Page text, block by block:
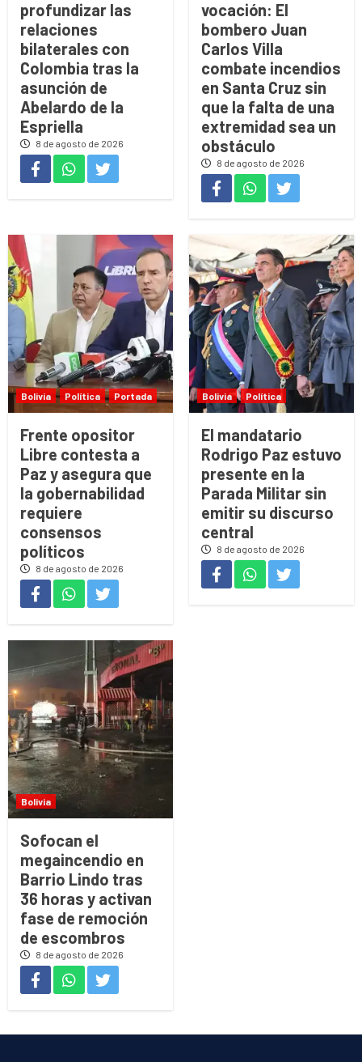
profundizar las
relaciones
bilaterales con
Colombia tras la
asunción de
Abelardo de la
Espriella
8 de agosto de 2026
vocación: El
bombero Juan
Carlos Villa
combate incendios
en Santa Cruz sin
que la falta de una
extremidad sea un
obstáculo
8 de agosto de 2026
Bolivia Política Portada
Frente opositor
Libre contesta a
Paz y asegura que
la gobernabilidad
requiere
consensos
políticos
8 de agosto de 2026
Bolivia Política
El mandatario
Rodrigo Paz estuvo
presente en la
Parada Militar sin
emitir su discurso
central
8 de agosto de 2026
Bolivia
Sofocan el
megaincendio en
Barrio Lindo tras
36 horas y activan
fase de remoción
de escombros
8 de agosto de 2026